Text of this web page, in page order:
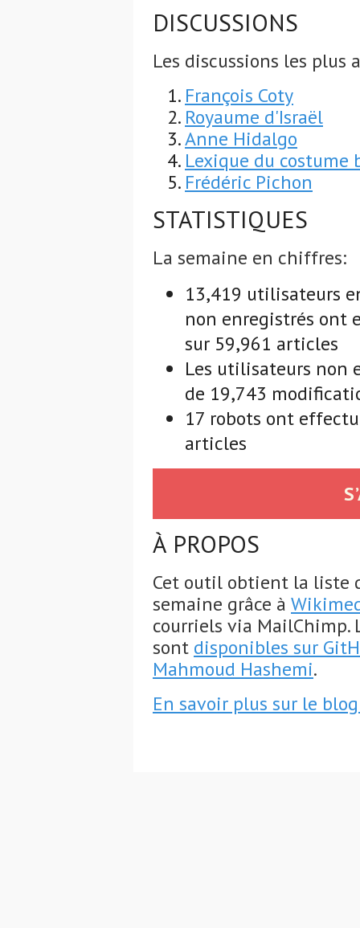
DISCUSSIONS
Les discussions les plus
François Coty
Royaume d'Israël
Anne Hidalgo
Lexique du costume
Frédéric Pichon
STATISTIQUES
La semaine en chiffres:
13,419 utilisateurs
non enregistrés ont
sur 59,961 articles
Les utilisateurs non
de 19,743
17 robots ont
articles
À PROPOS
Cet outil obtient la liste
semaine grâce à
courriels via MailChimp.
sont disponibles sur
Mahmoud Hashemi.
En savoir plus sur le